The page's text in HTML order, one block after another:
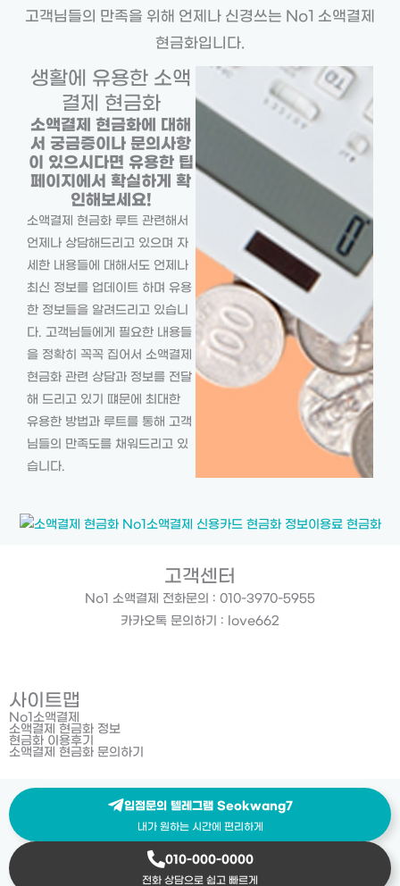
고객님들의 만족을 위해 언제나 신경쓰는 No1 소액결제
현금화입니다.
생활에 유용한 소액
결제 현금화
소액결제 현금화에 대해
서 궁금증이나 문의사항
이 있으시다면 유용한 팁
페이지에서 확실하게 확
인해보세요!
소액결제 현금화 루트 관련해서
언제나 상담해드리고 있으며 자
세한 내용들에 대해서도 언제나
최신 정보를 업데이트 하며 유용
한 정보들을 알려드리고 있습니
다. 고객님들에게 필요한 내용들
을 정확히 꼭꼭 집어서 소액결제
현금화 관련 상담과 정보를 전달
해 드리고 있기 떄문에 최대한
유용한 방법과 루트를 통해 고객
님들의 만족도를 채워드리고 있
습니다.
고객센터
No1 소액결제 전화문의 : 010-3970-5955
카카오톡 문의하기 : love662
사이트맵
No1소액결제
소액결제 현금화 정보
현금화 이용후기
소액결제 현금화 문의하기
입점문의 텔레그램 Seokwang7
내가 원하는 시간에 편리하게
010-000-0000
전화 상담으로 쉽고 빠르게